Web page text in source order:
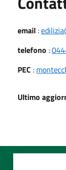
email :
telefono :
PEC :
Ultimo